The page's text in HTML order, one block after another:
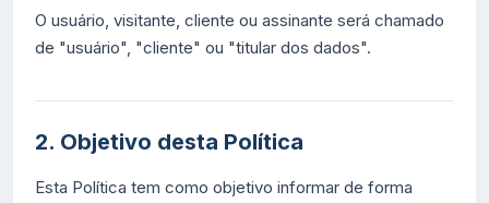
O usuário, visitante, cliente ou assinante será chamado
de "usuário", "cliente" ou "titular dos dados".
2. Objetivo desta Política
Esta Política tem como objetivo informar de forma